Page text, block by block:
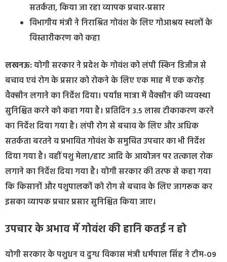
सतर्कता, किया जा रहा व्यापक प्रचार-प्रसार
विभागीय मंत्री ने निराश्रित गोवंश के लिए गोआश्रय स्थलों के
विस्तारीकरण को कहा
लखनऊ:योगी सरकार ने प्रदेश के गोवंश को लंपी स्किन डिजीज से
बचाव एवं रोग के प्रसार को रोकने के लिए एक माह में एक करोड़
वैक्सीन लगाने का निर्देश दिया। पर्याप्त मात्रा में वैक्सीन की व्यवस्था
सुनिश्चित करने को कहा गया है। प्रतिदिन 3.5 लाख टीकाकरण करने
का निर्देश दिया गया है। लंपी रोग से बचाव के लिए और अधिक
सतर्कता बरतने व प्रभावित गोवंश के समुचित उपचार का भी निर्देश
दिया गया है। वहीं पशु मेला/हाट आदि के आयोजन पर तत्काल रोक
लगाने का निर्देश दिया गया है। योगी सरकार की तरफ से कहा गया
कि किसानों और पशुपालकों को रोग से बचाव के लिए जागरूक कर
इसका व्यापक प्रचार प्रसार सुनिश्चित किया जाए।
उपचार के अभाव में गोवंश की हानि कतई न हो
योगी सरकार के पशुधन व दुग्ध विकास मंत्री धर्मपाल सिंह ने टीम-09